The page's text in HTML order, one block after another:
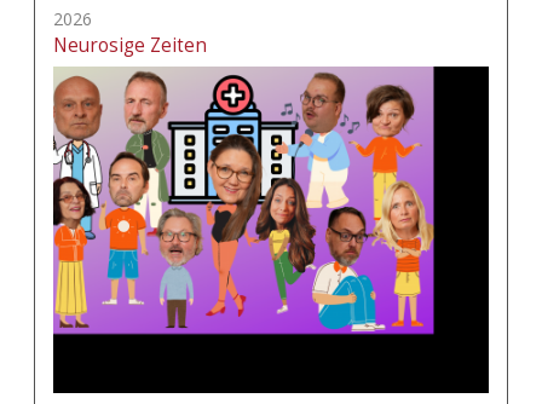
2026
Neurosige Zeiten